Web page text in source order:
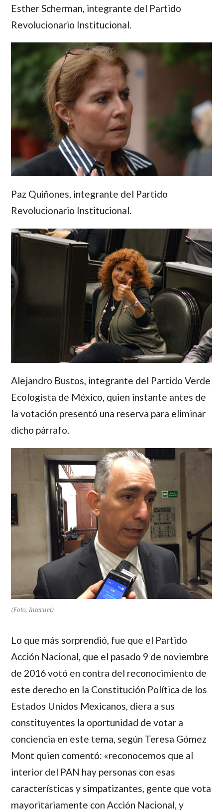
Esther Scherman , integrante del Partido
Revolucionario Institucional.
Paz Quiñones, integrante del Partido
Revolucionario Institucional.
Alejandro Bustos, integrante del Partido Verde
Ecologista de México, quien instante antes de
la votación presentó una reserva para eliminar
dicho párrafo.
(Foto: Internet)
Lo que más sorprendió, fue que el Partido
Acción Nacional, que el pasado 9 de noviembre
de 2016 votó en contra del reconocimiento de
este derecho en la Constitución Política de los
Estados Unidos Mexicanos, diera a sus
constituyentes la oportunidad de votar a
conciencia en este tema, según Teresa Gómez
Mont quien comentó: «reconocemos que al
interior del PAN hay personas con esas
características y simpatizantes, gente que vota
mayoritariamente con Acción Nacional, y